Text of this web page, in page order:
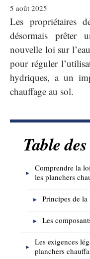
5 août 2025
Les propriétaires
désormais prêter
nouvelle loi sur
pour réguler
hydriques, a un
chauffage au sol.
Table
Comprendre la
les planchers
Principes de la
Les
Les exigences
planchers